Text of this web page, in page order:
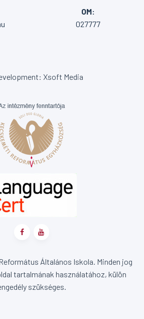
OM:
027777
Xsoft Media
Általános Iskola. Minden jog
tartalmának használatához, külön
szükséges.